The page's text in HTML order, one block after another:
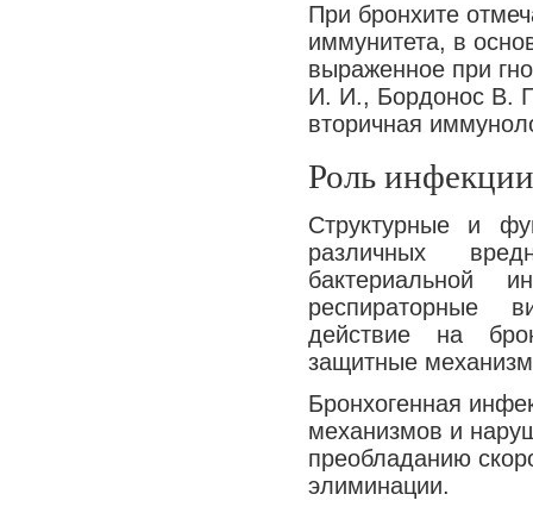
При бронхите
иммунитета, в
выраженное при
И. И., Бордонос В.
вторичная
Роль инфекции
Структурные и
различных
бактериальной
респираторные
действие на
защитные
Бронхогенная
механизмов и
преобладанию
элиминации.